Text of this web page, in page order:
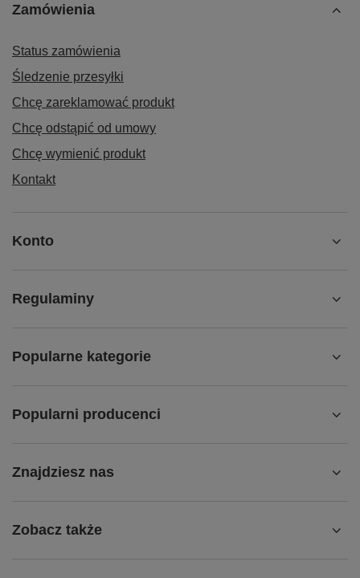
Zamówienia
Status zamówienia
Śledzenie przesyłki
Chcę zareklamować produkt
Chcę odstąpić od umowy
Chcę wymienić produkt
Kontakt
Konto
Regulaminy
Popularne kategorie
Popularni producenci
Znajdziesz nas
Zobacz także